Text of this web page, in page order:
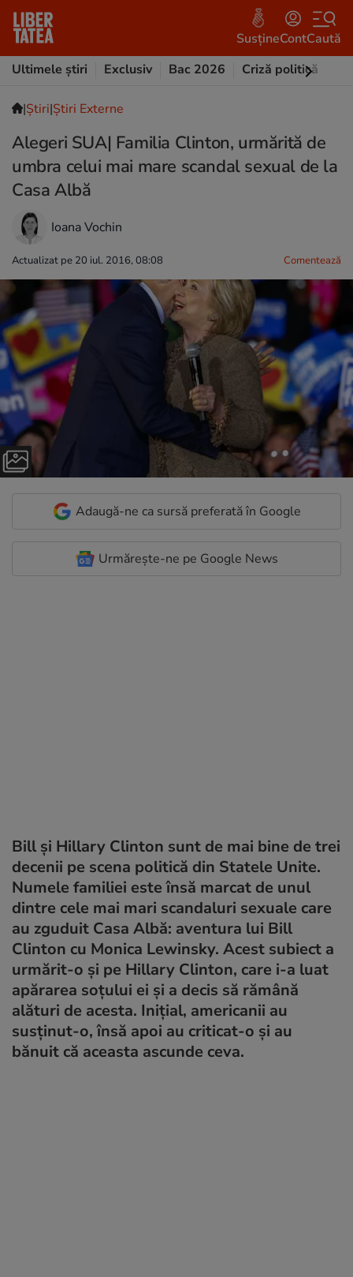
SusțineContCaută
Ultimele știri
Exclusiv Bac 2026 Criză politică
|Ştiri|Știri Externe
Alegeri SUA| Familia Clinton, urmărită de
umbra celui mai mare scandal sexual de la
Casa Albă
Ioana Vochin
Actualizat pe 20 iul. 2016, 08:08 Comentează
Adaugă-ne ca sursă preferată în Google
Urmărește-ne pe Google News
Bill și Hillary Clinton sunt de mai bine de trei
decenii pe scena politică din Statele Unite.
Numele familiei este însă marcat de unul
dintre cele mai mari scandaluri sexuale care
au zguduit Casa Albă: aventura lui Bill
Clinton cu Monica Lewinsky. Acest subiect a
urmărit-o și pe Hillary Clinton, care i-a luat
apărarea soțului ei și a decis să rămână
alături de acesta. Inițial, americanii au
susținut-o, însă apoi au criticat-o și au
bănuit că aceasta ascunde ceva.